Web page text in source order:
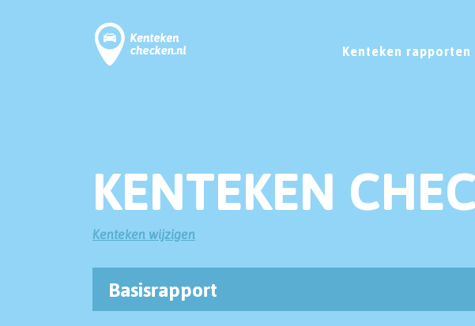
Kenteken rapporten
KENTEKEN
Kenteken wijzigen
Basisrapport